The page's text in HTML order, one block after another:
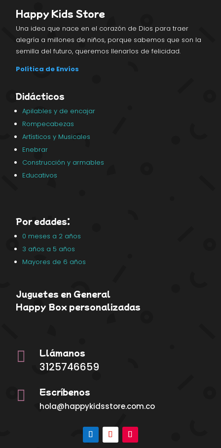
Happy Kids Store
Una idea que nace en el corazón de Dios para traer
alegría a millones de niños, porque sabemos que son la
semilla del futuro, queremos llenarlos de felicidad.
Política de Envíos
Didácticos
Apilables y de encajar
Rompecabezas
Artísticos y Musicales
Enebrar
Construcción y armables
Educativos
Por edades:
0 meses a 2 años
3 años a 5 años
Mayores de 6 años
Juguetes en General
Happy Box personalizadas
 Llámanos
3125746659
 Escríbenos
hola@happykidsstore.com.co